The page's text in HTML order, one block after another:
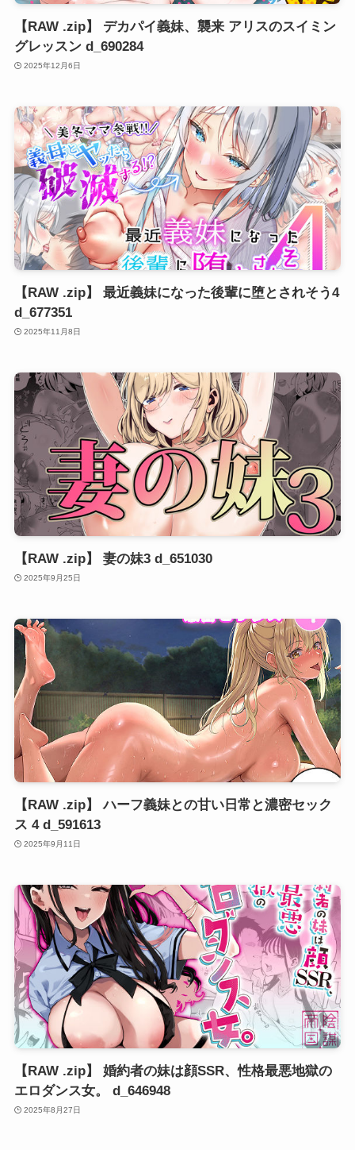
【RAW .zip】 デカパイ義妹、襲来 アリスのスイミン
グレッスン d_690284
2025年12月6日
【RAW .zip】 最近義妹になった後輩に堕とされそう4
d_677351
2025年11月8日
【RAW .zip】 妻の妹3 d_651030
2025年9月25日
【RAW .zip】 ハーフ義妹との甘い日常と濃密セック
ス 4 d_591613
2025年9月11日
【RAW .zip】 婚約者の妹は顔SSR、性格最悪地獄の
エロダンス女。 d_646948
2025年8月27日